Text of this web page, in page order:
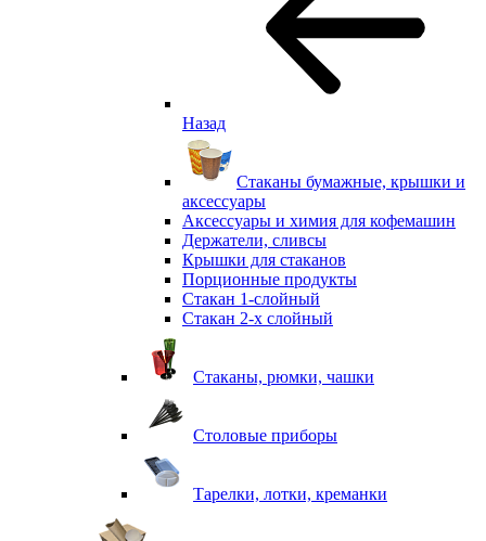
Назад
Стаканы бумажные, крышки и
аксессуары
Аксессуары и химия для кофемашин
Держатели, сливсы
Крышки для стаканов
Порционные продукты
Стакан 1-слойный
Стакан 2-х слойный
Стаканы, рюмки, чашки
Столовые приборы
Тарелки, лотки, креманки